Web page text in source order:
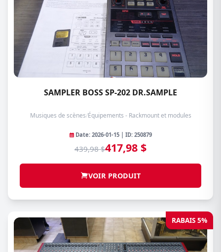
SAMPLER BOSS SP-202 DR.SAMPLE
Musiques de scènes/Équipements - Rackmount et modules
Date: 2026-01-15 | ID: 250879
439,98 $417,98 $
VOIR PRODUIT
RABAIS 5%